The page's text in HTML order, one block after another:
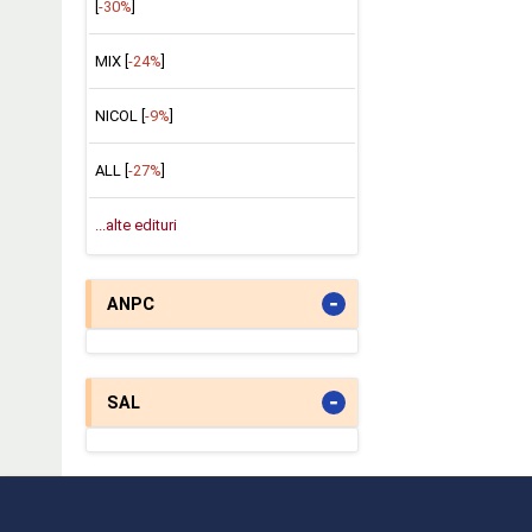
-30%
MIX [ -24%
NICOL [ -9%
ALL [ -27%
...alte edituri
ANPC -
SAL -